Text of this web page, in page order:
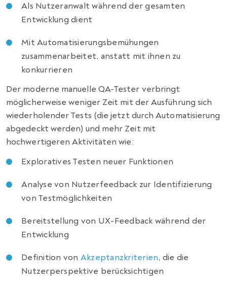
Als Nutzeranwalt während der gesamten
Entwicklung dient
Mit Automatisierungsbemühungen
zusammenarbeitet, anstatt mit ihnen zu
konkurrieren
Der moderne manuelle QA-Tester verbringt
möglicherweise weniger Zeit mit der Ausführung sich
wiederholender Tests (die jetzt durch Automatisierung
abgedeckt werden) und mehr Zeit mit
hochwertigeren Aktivitäten wie:
Exploratives Testen neuer Funktionen
Analyse von Nutzerfeedback zur Identifizierung
von Testmöglichkeiten
Bereitstellung von UX-Feedback während der
Entwicklung
Definition von Akzeptanzkriterien, die die
Nutzerperspektive berücksichtigen